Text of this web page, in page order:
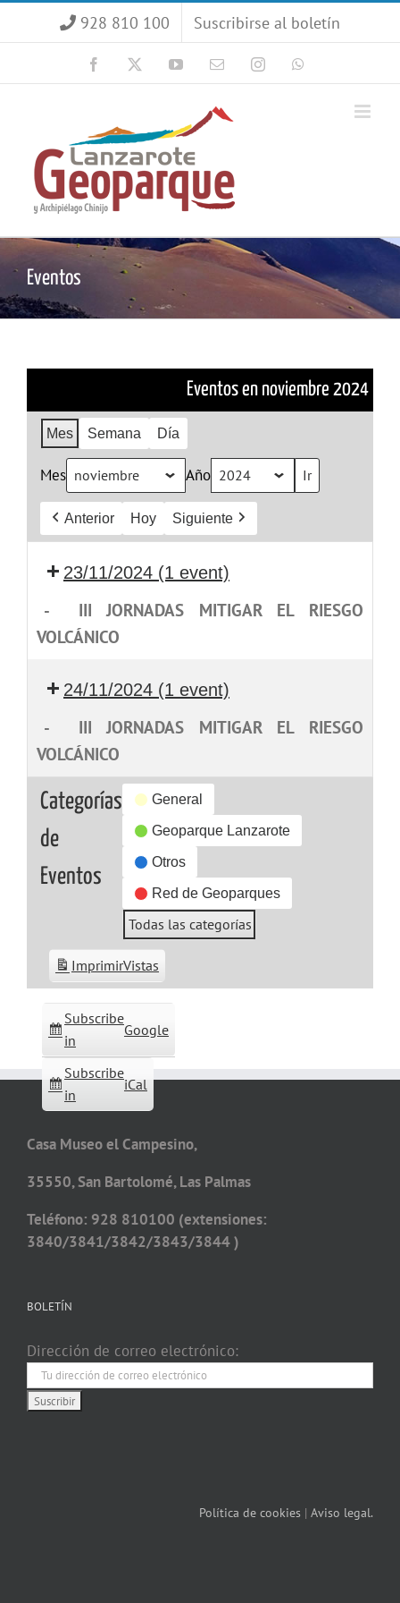
928 810 100 Suscribirse al boletín
Facebook YouTubeCorreoInstagram
Eventos
Eventos en noviembre 2024
Mes Semana Día
Mes Año
Anterior Hoy Siguiente
23/11/2024 (1 event)
-
III JORNADAS MITIGAR EL RIESGO
VOLCÁNICO
24/11/2024 (1 event)
-
III JORNADAS MITIGAR EL RIESGO
VOLCÁNICO
Categorías
de
Eventos
General
Geoparque Lanzarote
Otros
Red de Geoparques
Todas las categorías
Subscribe
in
Google
Subscribe
in
iCal
ImprimirVistas
Casa Museo el Campesino,
35550, San Bartolomé, Las Palmas
Teléfono: 928 810100 (extensiones:
3840/3841/3842/3843/3844 )
BOLETÍN
Dirección de correo electrónico:
Política de cookies | Aviso legal.